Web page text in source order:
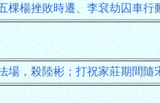
棵楊挫敗時遷、李袞劫囚車
場，殺陸彬；打祝家莊期間